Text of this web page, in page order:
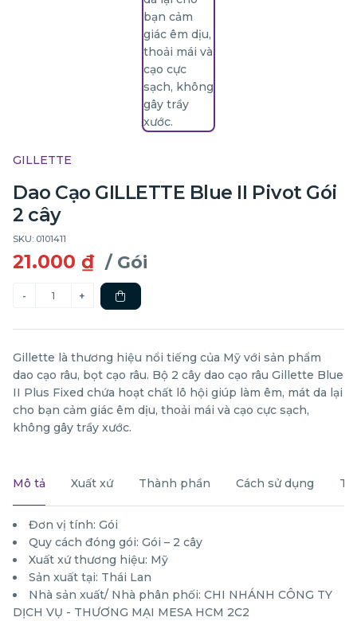
GILLETTE
Dao Cạo GILLETTE Blue II Pivot Gói
2 cây
SKU: 0101411
21.000 ₫ / Gói
Gillette là thương hiệu nổi tiếng của Mỹ với sản phẩm
dao cạo râu, bọt cạo râu. Bộ 2 cây dao cạo râu Gillette Blue
II Plus Fixed chứa hoạt chất lô hội giúp làm êm, mát da lại
cho bạn cảm giác êm dịu, thoải mái và cạo cực sạch,
không gây trầy xước.
Mô tả Xuất xứ Thành phần Cách sử dụng
Đơn vị tính: Gói
Quy cách đóng gói: Gói – 2 cây
Xuất xứ thương hiệu: Mỹ
Sản xuất tại: Thái Lan
Nhà sản xuất/ Nhà phân phối: CHI NHÁNH CÔNG TY
DỊCH VỤ - THƯƠNG MẠI MESA HCM 2C2